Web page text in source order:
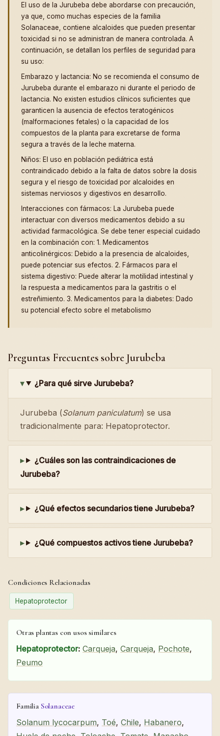
El uso de la Jurubeba debe abordarse con precaución,
ya que, como muchas especies de la familia
Solanaceae, contiene alcaloides que pueden presentar
toxicidad si no se administran de manera controlada. A
continuación, se detallan los perfiles de seguridad para
su uso:
Embarazo y lactancia: No se recomienda el consumo de
Jurubeba durante el embarazo ni durante el periodo de
lactancia. No existen estudios clínicos suficientes que
garanticen la ausencia de efectos teratogénicos
(malformaciones fetales) o la capacidad de los
compuestos de la planta para excretarse de forma
segura a través de la leche materna.
Niños: El uso en población pediátrica está
contraindicado debido a la falta de datos sobre la dosis
segura y el riesgo de toxicidad por alcaloides en
sistemas nerviosos y digestivos en desarrollo.
Interacciones con fármacos: La Jurubeba puede
interactuar con diversos medicamentos debido a su
actividad farmacológica. Se debe tener especial cuidado
en la combinación con: 1. Medicamentos
anticolinérgicos: Debido a la presencia de alcaloides,
puede potenciar sus efectos. 2. Fármacos para el
sistema digestivo: Puede alterar la motilidad intestinal y
la respuesta a medicamentos para la gastritis o el
estreñimiento. 3. Medicamentos para la diabetes: Dado
su potencial efecto sobre el metabolismo
Preguntas Frecuentes sobre Jurubeba
¿Para qué sirve Jurubeba?
Jurubeba (Solanum paniculatum) se usa
tradicionalmente para: Hepatoprotector.
¿Cuáles son las contraindicaciones de
Jurubeba?
¿Qué efectos secundarios tiene Jurubeba?
¿Qué compuestos activos tiene Jurubeba?
Condiciones Relacionadas
Hepatoprotector
Otras plantas con usos similares
Hepatoprotector: Carqueja, Carqueja, Pochote,
Peumo
Familia Solanaceae
Solanum lycocarpum, Toé, Chile, Habanero,